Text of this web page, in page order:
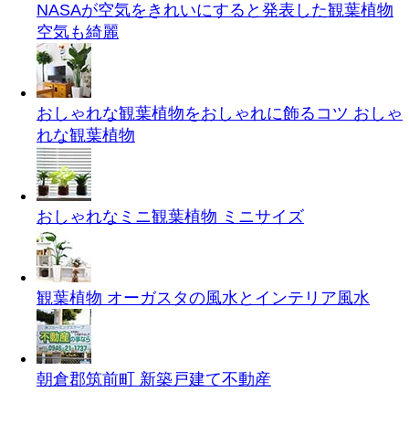
NASAが空気をきれいにすると発表した観葉植物
空気も綺麗
おしゃれな観葉植物をおしゃれに飾るコツ おしゃ
れな観葉植物
おしゃれなミニ観葉植物 ミニサイズ
観葉植物 オーガスタの風水とインテリア風水
朝倉郡筑前町 新築戸建て不動産